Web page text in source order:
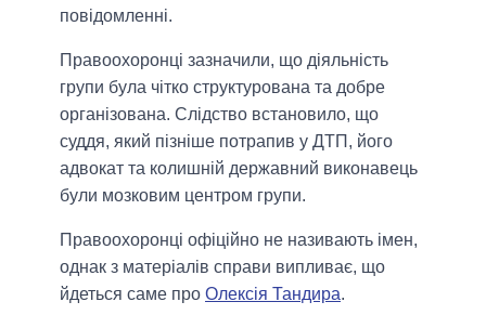
повідомленні.
Правоохоронці зазначили, що діяльність
групи була чітко структурована та добре
організована. Слідство встановило, що
суддя, який пізніше потрапив у ДТП, його
адвокат та колишній державний виконавець
були мозковим центром групи.
Правоохоронці офіційно не називають імен,
однак з матеріалів справи випливає, що
йдеться саме про Олексія Тандира.